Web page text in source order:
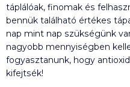
táplálóak, finomak és
bennük található értékes
nap mint nap szükségünk
nagyobb mennyiségben
fogyasztanunk, hogy
kifejtsék!